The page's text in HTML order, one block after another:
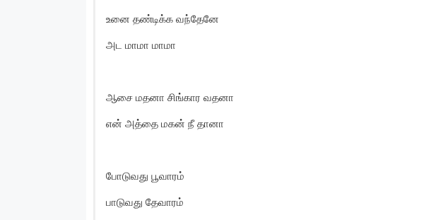
உனை தண்டிக்க வந்தேனே
அட மாமா மாமா
ஆசை மதனா சிங்கார வதனா
என் அத்தை மகன் நீ தானா
போடுவது பூவாரம்
பாடுவது தேவாரம்